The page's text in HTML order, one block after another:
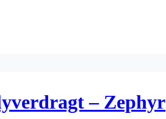
– Zephyr